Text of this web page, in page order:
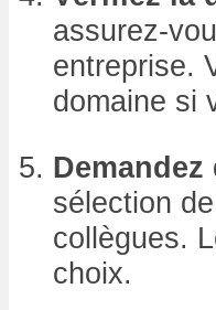
assurez-
entreprise.
domaine si
Demandez
sélection
collègues.
choix.